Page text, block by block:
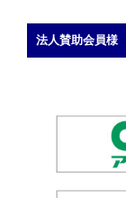
法人賛助会員様